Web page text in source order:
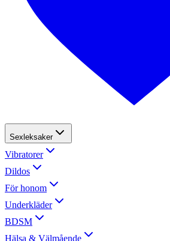
Sexleksaker
Vibratorer
Dildos
För honom
Underkläder
BDSM
Hälsa & Välmående